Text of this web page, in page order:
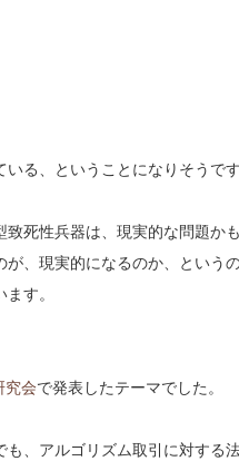
る、ということになりそうです
死性兵器は、現実的な問題か
、現実的になるのか、という
す。
究会で発表したテーマでした。
も、アルゴリズム取引に対する